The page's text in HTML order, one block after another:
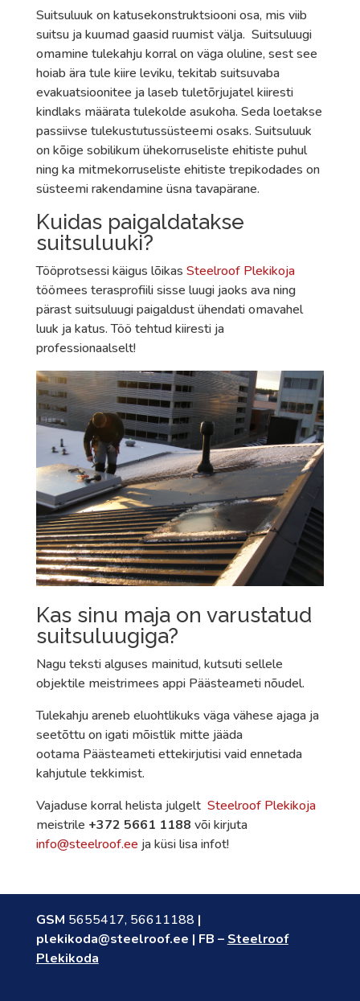
Suitsuluuk on katusekonstruktsiooni osa, mis viib
suitsu ja kuumad gaasid ruumist välja. Suitsuluugi
omamine tulekahju korral on väga oluline, sest see
hoiab ära tule kiire leviku, tekitab suitsuvaba
evakuatsioonitee ja laseb tuletõrjujatel kiiresti
kindlaks määrata tulekolde asukoha. Seda loetakse
passiivse tulekustutussüsteemi osaks. Suitsuluuk
on kõige sobilikum ühekorruseliste ehitiste puhul
ning ka mitmekorruseliste ehitiste trepikodades on
süsteemi rakendamine üsna tavapärane.
Kuidas paigaldatakse
suitsuluuki?
Tööprotsessi käigus lõikas Steelroof Plekikoja
töömees terasprofiili sisse luugi jaoks ava ning
pärast suitsuluugi paigaldust ühendati omavahel
luuk ja katus. Töö tehtud kiiresti ja
professionaalselt!
Kas sinu maja on varustatud
suitsuluugiga?
Nagu teksti alguses mainitud, kutsuti sellele
objektile meistrimees appi Päästeameti nõudel.
Tulekahju areneb eluohtlikuks väga vähese ajaga ja
seetõttu on igati mõistlik mitte jääda
ootama Päästeameti ettekirjutisi vaid ennetada
kahjutule tekkimist.
Vajaduse korral helista julgelt Steelroof Plekikoja
meistrile +372 5661 1188 või kirjuta
info@steelroof.ee ja küsi lisa infot!
GSM 5655417, 56611188 |
plekikoda@steelroof.ee | FB – Steelroof
Plekikoda